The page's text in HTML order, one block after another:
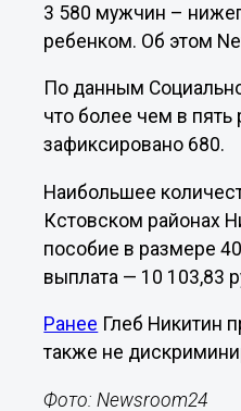
3 580 мужчин –
ребенком. Об этом
По данным
что более чем в пять
зафиксировано 680.
Наибольшее
Кстовском районах
пособие в размере
выплата — 10 103,83
Ранее Глеб Никитин
также не
Фото: Newsroom24